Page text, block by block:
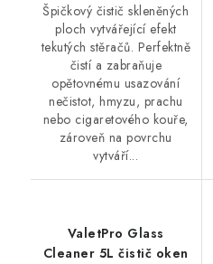
Špičkový čistič skleněných
ploch vytvářející efekt
tekutých stěračů. Perfektně
čistí a zabraňuje
opětovnému usazování
nečistot, hmyzu, prachu
nebo cigaretového kouře,
zároveň na povrchu
vytváří...
ValetPro Glass
Cleaner 5L čistič oken